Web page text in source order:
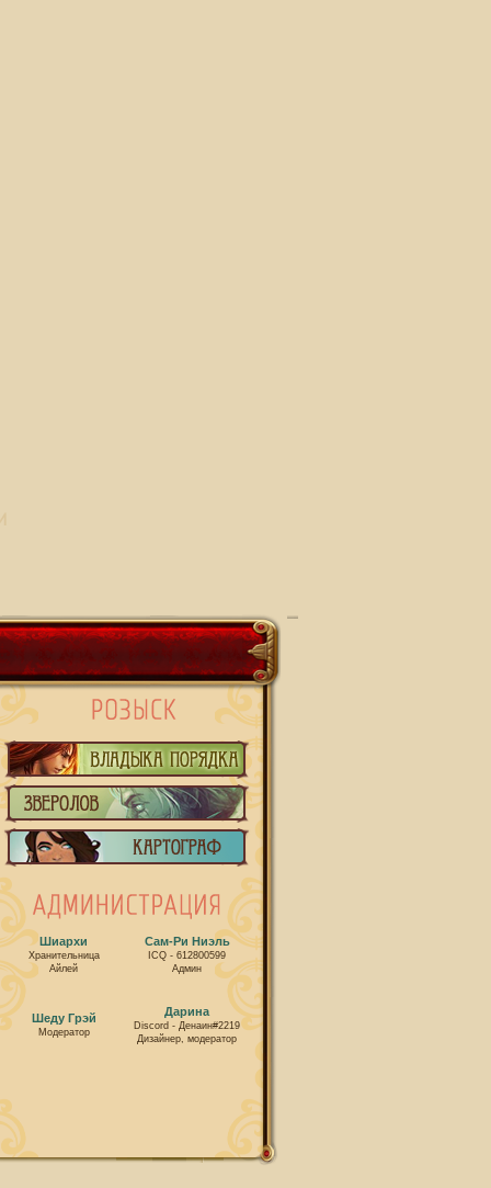
Шиархи
Хранительница
Айлей
Сам-Ри Ниэль
ICQ - 612800599
Админ
Шеду Грэй
Модератор
Дарина
Discord - Денаин#2219
Дизайнер, модератор